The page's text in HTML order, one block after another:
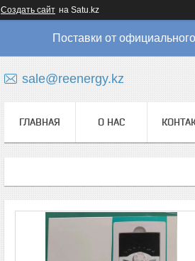
Создать сайт на Satu.kz
Поставки от
sale@reenergy.kz
ГЛАВНАЯ О НАС